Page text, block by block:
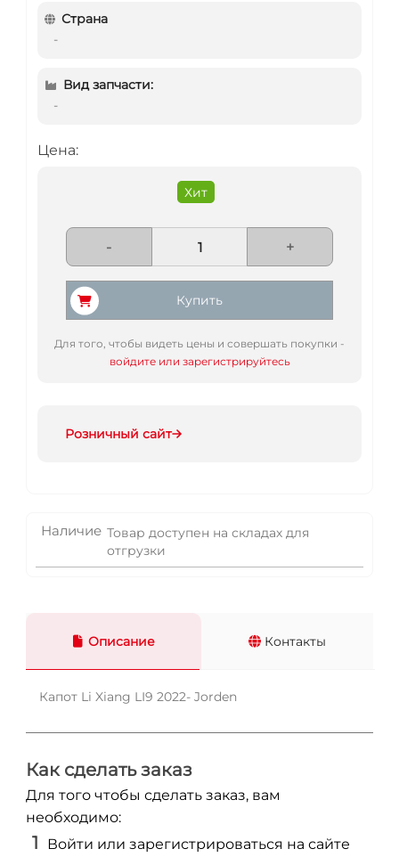
Страна
-
Вид запчасти:
-
Цена:
Хит
- +
Купить
Для того, чтобы видеть цены и совершать покупки -
войдите или зарегистрируйтесь
Розничный сайт
Наличие Товар доступен на складах для
отгрузки
Описание Контакты
Капот Li Xiang LI9 2022- Jorden
Как сделать заказ
Для того чтобы сделать заказ, вам
необходимо:
Войти или зарегистрироваться на сайте